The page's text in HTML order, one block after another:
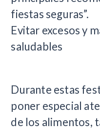
fiestas seguras”.
Evitar excesos y
saludables
Durante estas
poner especial
de los alimentos,